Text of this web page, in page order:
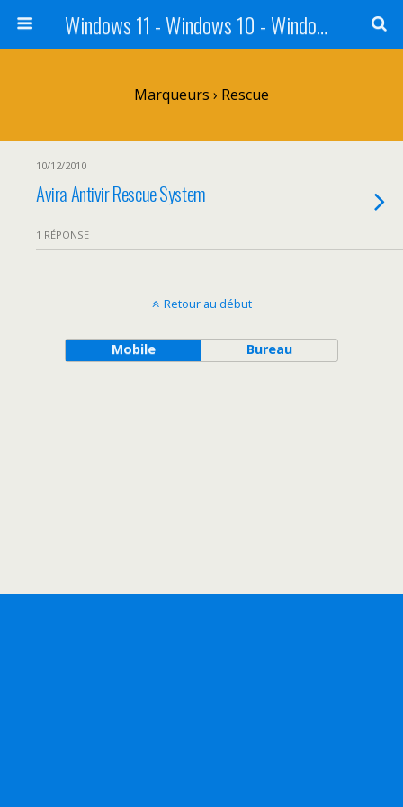
Windows 11 - Windows 10 - Windows 8 - Windows 7 - VISTA
Marqueurs › Rescue
10/12/2010
Avira Antivir Rescue System
1 RÉPONSE
Retour au début
Mobile Bureau